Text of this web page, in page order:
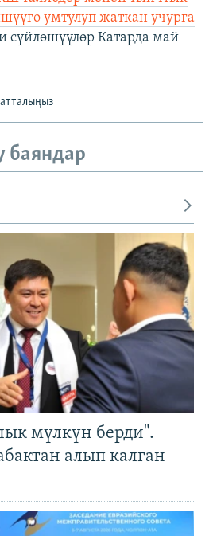
умтулуп жаткан учурга
сүйлөшүүлөр Катарда май
баяндар
мүлкүн берди".
алып калган